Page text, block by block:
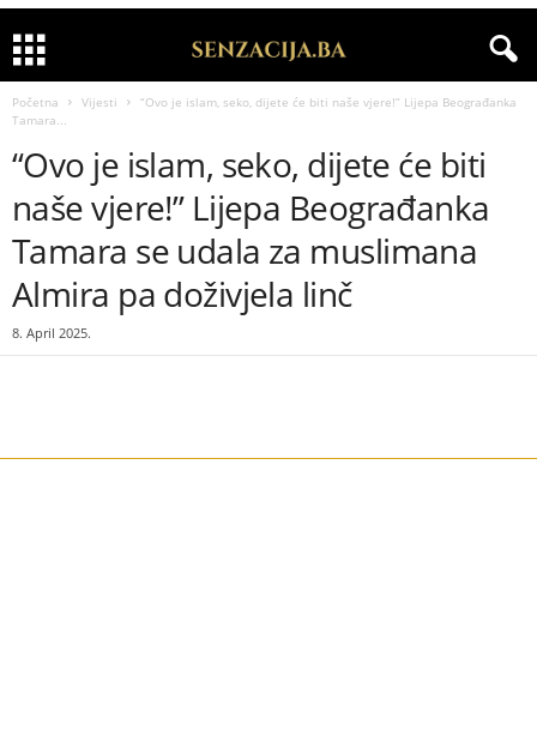
Početna Vijesti
“Ovo je islam, seko, dijete će biti naše vjere!” Lijepa Beograđanka
Tamara...
“Ovo je islam, seko, dijete će biti
naše vjere!” Lijepa Beograđanka
Tamara se udala za muslimana
Almira pa doživjela linč
8. April 2025.